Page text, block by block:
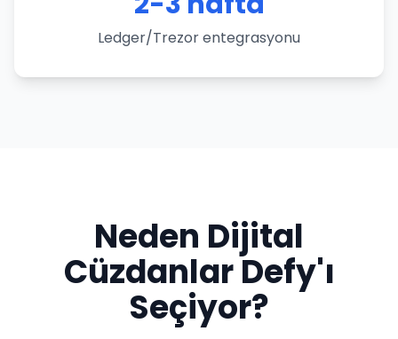
Ledger/Trezor entegrasyonu
Neden Dijital
Cüzdanlar Defy'ı
Seçiyor?